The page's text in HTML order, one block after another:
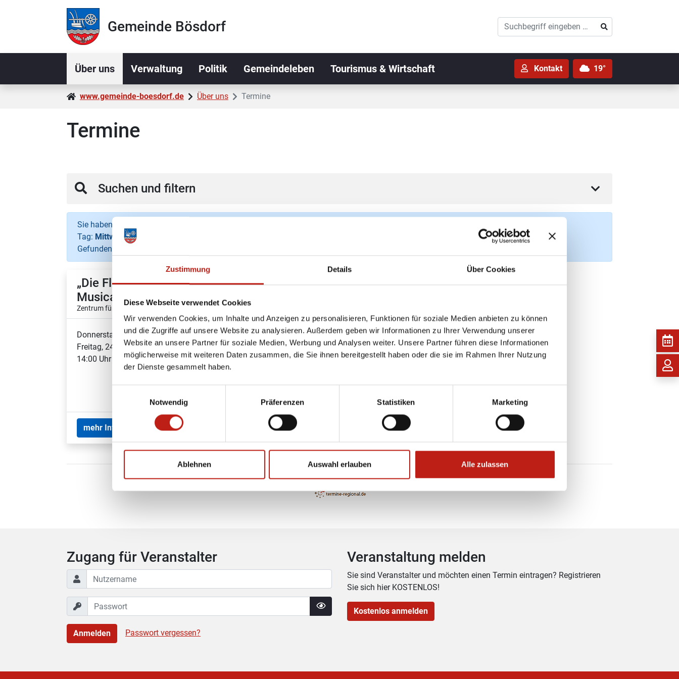
Zustimmung Details Über Cookies
Diese Webseite verwendet Cookies
Wir verwenden Cookies, um Inhalte und Anzeigen zu personalisieren, Funktionen für soziale Medien anbieten zu können
und die Zugriffe auf unsere Website zu analysieren. Außerdem geben wir Informationen zu Ihrer Verwendung unserer
Website an unsere Partner für soziale Medien, Werbung und Analysen weiter. Unsere Partner führen diese Informationen
möglicherweise mit weiteren Daten zusammen, die Sie ihnen bereitgestellt haben oder die sie im Rahmen Ihrer Nutzung
der Dienste gesammelt haben.
Notwendig
Präferenzen Statistiken Marketing
Ablehnen Auswahl erlauben Alle zulassen
Gemeinde Bösdorf Suchen
Über uns Verwaltung Politik Gemeindeleben Tourismus & Wirtschaft Kontakt 19°
www.gemeinde-boesdorf.de Über uns Termine
Termine
Suchen und filtern
Sie haben Veranstaltungen nach den folgenden Kriterien gefiltert:
Tag: Mittwoch, 24.06.2026
Gefundene Veranstaltungen:
„Die Flut“ – das
Musical
Zentrum für Kinder
Donnerstag, 01.01.2026 -
Freitag, 24.07.2026
14:00 Uhr - 16:00 Uhr
mehr Infos
Religionspädagogi
sche
Preetz
Referat Theologische Bildung
Donnerstag, 12.02.2026 -
08:30 Uhr - 15:30 Uhr
Die Verantwortung für die sachliche Richtigkeit der Angaben liegt bei den Veranstaltern.
Zugang für Veranstalter
Anmelden Passwort vergessen?
Veranstaltung melden
Sie sind Veranstalter und möchten einen Termin eintragen? Registrieren
Sie sich hier KOSTENLOS!
Kostenlos anmelden